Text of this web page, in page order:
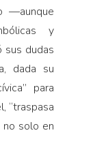
—aunque
y
sus dudas
dada su
para
“traspasa
no solo en